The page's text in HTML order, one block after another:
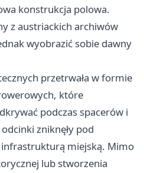
konstrukcja polowa.
z austriackich archiwów
wyobrazić sobie dawny
przetrwała w formie
które
podczas spacerów i
zniknęły pod
miejską. Mimo
lub stworzenia